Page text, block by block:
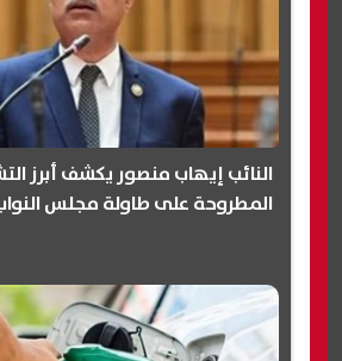
النائب إيهاب منصور يكشف أبرز
المطروحة على طاولة مجلس